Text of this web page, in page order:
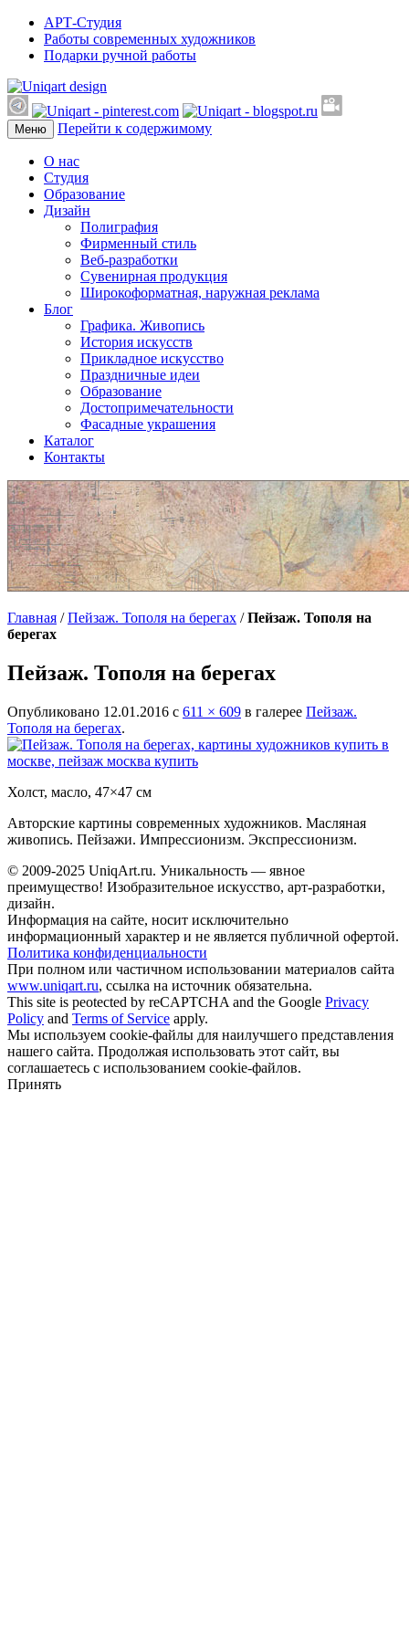
АРТ-Студия
Работы современных художников
Подарки ручной работы
Меню Перейти к содержимому
О нас
Студия
Образование
Дизайн
Полиграфия
Фирменный стиль
Веб-разработки
Сувенирная продукция
Широкоформатная, наружная реклама
Блог
Графика. Живопись
История искусств
Прикладное искусство
Праздничные идеи
Образование
Достопримечательности
Фасадные украшения
Каталог
Контакты
Главная /Пейзаж. Тополя на берегах /Пейзаж. Тополя на
берегах
Пейзаж. Тополя на берегах
Опубликовано 12.01.2016 с 611 × 609 в галерее Пейзаж.
Тополя на берегах.
Холст, масло, 47×47 см
Авторские картины современных художников. Масляная
живопись. Пейзажи. Импрессионизм. Экспрессионизм.
© 2009-2025 UniqАrt.ru. Уникальность — явное
преимущество! Изобразительное искусство, арт-разработки,
дизайн.
Информация на сайте, носит исключительно
информационный характер и не является публичной офертой.
Политика конфиденциальности
При полном или частичном использовании материалов сайта
www.uniqart.ru, ссылка на источник обязательна.
This site is peotected by reCAPTCHA and the Google Privacy
Policy and Terms of Service apply.
Мы используем cookie-файлы для наилучшего представления
нашего сайта. Продолжая использовать этот сайт, вы
соглашаетесь с использованием cookie-файлов.
Принять